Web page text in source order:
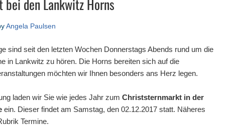
bei den Lankwitz Horns
Angela Paulsen
sind seit den letzten Wochen Donnerstags Abends rund um die
in Lankwitz zu hören. Die Horns bereiten sich auf die
möchten wir Ihnen besonders ans Herz legen.
laden wir Sie wie jedes Jahr zum Christsternmarkt in der
ein. Dieser findet am Samstag, den 02.12.2017 statt. Näheres
Termine.